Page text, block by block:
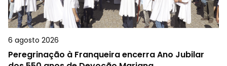
6 agosto 2026
Peregrinação à Franqueira encerra Ano Jubilar